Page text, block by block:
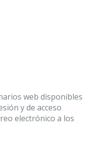
web disponibles
y de acceso
electrónico a los